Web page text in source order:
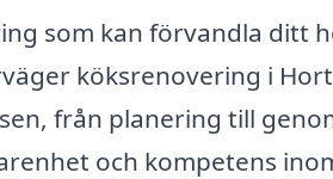
som kan förvandla ditt
köksrenovering i
från planering till
och kompetens